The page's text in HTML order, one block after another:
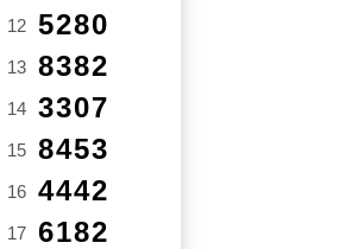
12 5280
13 8382
14 3307
15 8453
16 4442
17 6182